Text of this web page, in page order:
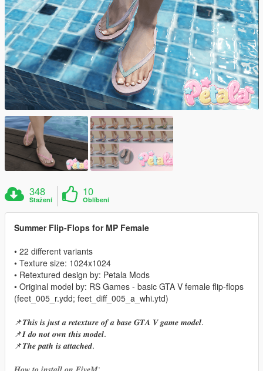
348
Stažení
10
Oblíbení
Summer Flip-Flops for MP Female
• 22 different variants
• Texture size: 1024x1024
• Retextured design by: Petala Mods
• Original model by: RS Games - basic GTA V female flip-flops
(feet_005_r.ydd; feet_diff_005_a_whi.ytd)
📌𝑻𝒉𝒊𝒔 𝒊𝒔 𝒋𝒖𝒔𝒕 𝒂 𝒓𝒆𝒕𝒆𝒙𝒕𝒖𝒓𝒆 𝒐𝒇 𝒂 𝒃𝒂𝒔𝒆 𝑮𝑻𝑨 𝑽 𝒈𝒂𝒎𝒆 𝒎𝒐𝒅𝒆𝒍.
📌𝑰 𝒅𝒐 𝒏𝒐𝒕 𝒐𝒘𝒏 𝒕𝒉𝒊𝒔 𝒎𝒐𝒅𝒆𝒍.
📌𝑻𝒉𝒆 𝒑𝒂𝒕𝒉 𝒊𝒔 𝒂𝒕𝒕𝒂𝒄𝒉𝒆𝒅.